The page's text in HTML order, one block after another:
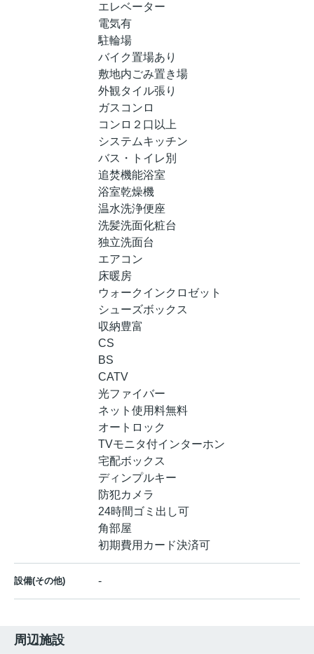
エレベーター
電気有
駐輪場
バイク置場あり
敷地内ごみ置き場
外観タイル張り
ガスコンロ
コンロ２口以上
システムキッチン
バス・トイレ別
追焚機能浴室
浴室乾燥機
温水洗浄便座
洗髪洗面化粧台
独立洗面台
エアコン
床暖房
ウォークインクロゼット
シューズボックス
収納豊富
CS
BS
CATV
光ファイバー
ネット使用料無料
オートロック
TVモニタ付インターホン
宅配ボックス
ディンプルキー
防犯カメラ
24時間ゴミ出し可
角部屋
初期費用カード決済可
設備(その他) -
周辺施設